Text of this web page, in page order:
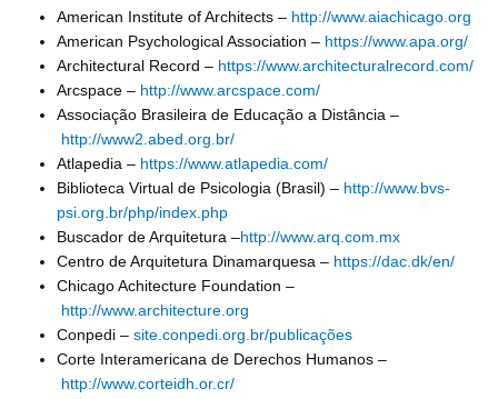
American Institute of Architects – http://www.aiachicago.org
American Psychological Association – https://www.apa.org/
Architectural Record – https://www.architecturalrecord.com/
Arcspace – http://www.arcspace.com/
Associação Brasileira de Educação a Distância –
http://www2.abed.org.br/
Atlapedia – https://www.atlapedia.com/
Biblioteca Virtual de Psicologia (Brasil) – http://www.bvs-
psi.org.br/php/index.php
Buscador de Arquitetura –http://www.arq.com.mx
Centro de Arquitetura Dinamarquesa – https://dac.dk/en/
Chicago Achitecture Foundation –
http://www.architecture.org
Conpedi –site.conpedi.org.br/publicações
Corte Interamericana de Derechos Humanos –
http://www.corteidh.or.cr/